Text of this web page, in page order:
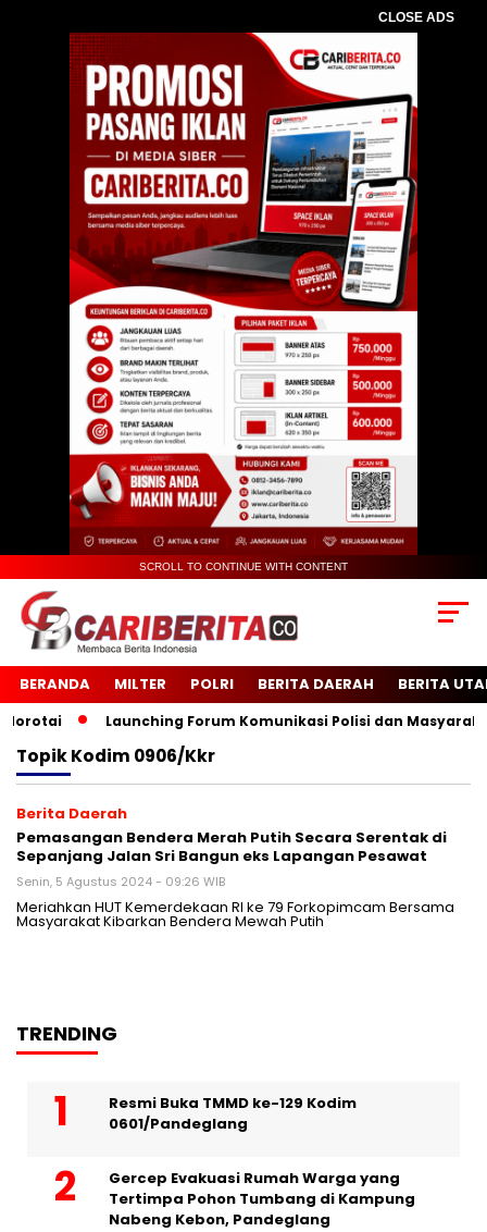
CLOSE ADS
SCROLL TO CONTINUE WITH CONTENT
BERANDA MILTER POLRI BERITA DAERAH BERITA
Launching Forum Komunikasi Polisi dan Masyarakat
TopikKodim 0906/Kkr
Berita Daerah
Pemasangan Bendera Merah Putih Secara Serentak di
Sepanjang Jalan Sri Bangun eks Lapangan Pesawat
Senin, 5 Agustus 2024 - 09:26 WIB
Meriahkan HUT Kemerdekaan RI ke 79 Forkopimcam Bersama
Masyarakat Kibarkan Bendera Mewah Putih
TRENDING
Resmi Buka TMMD ke-129 Kodim
0601/Pandeglang
Gercep Evakuasi Rumah Warga yang
Tertimpa Pohon Tumbang di Kampung
Nabeng Kebon, Pandeglang